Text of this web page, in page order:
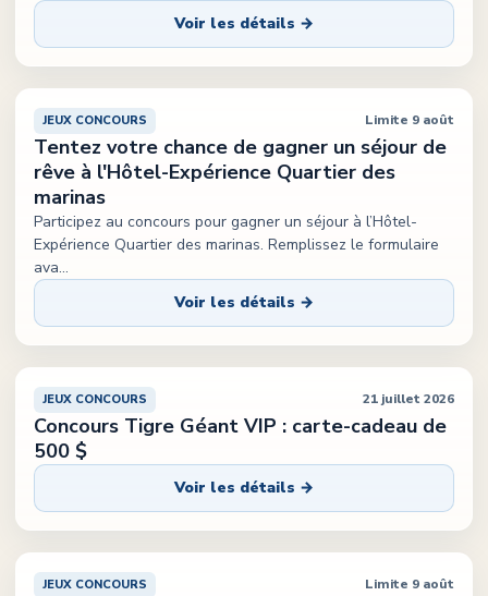
Voir les détails →
JEUX CONCOURS Limite 9 août
Tentez votre chance de gagner un séjour de
rêve à l'Hôtel-Expérience Quartier des
marinas
Participez au concours pour gagner un séjour à l’Hôtel-
Expérience Quartier des marinas. Remplissez le formulaire
ava...
Voir les détails →
JEUX CONCOURS 21 juillet 2026
Concours Tigre Géant VIP : carte-cadeau de
500 $
Voir les détails →
JEUX CONCOURS Limite 9 août